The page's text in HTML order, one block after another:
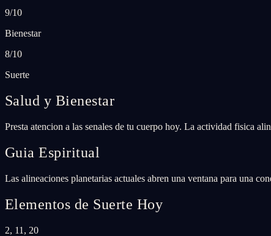
9/10
Bienestar
8/10
Suerte
Salud y Bienestar
Presta atencion a las senales de tu cuerpo hoy. La actividad fisica
Guia Espiritual
Las alineaciones planetarias actuales abren una ventana para una
Elementos de Suerte Hoy
2, 11, 20